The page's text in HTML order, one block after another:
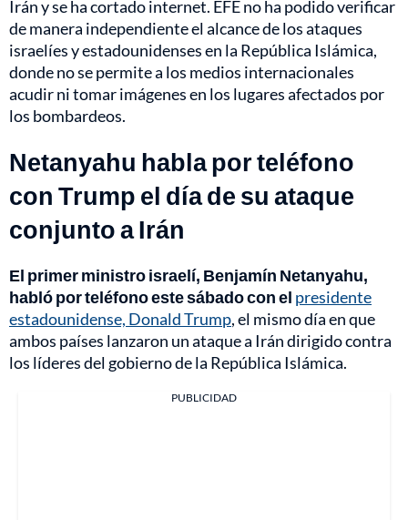
Irán y se ha cortado internet. EFE no ha podido verificar
de manera independiente el alcance de los ataques
israelíes y estadounidenses en la República Islámica,
donde no se permite a los medios internacionales
acudir ni tomar imágenes en los lugares afectados por
los bombardeos.
Netanyahu habla por teléfono
con Trump el día de su ataque
conjunto a Irán
El primer ministro israelí, Benjamín Netanyahu,
habló por teléfono este sábado con el presidente
estadounidense, Donald Trump, el mismo día en que
ambos países lanzaron un ataque a Irán dirigido contra
los líderes del gobierno de la República Islámica.
PUBLICIDAD